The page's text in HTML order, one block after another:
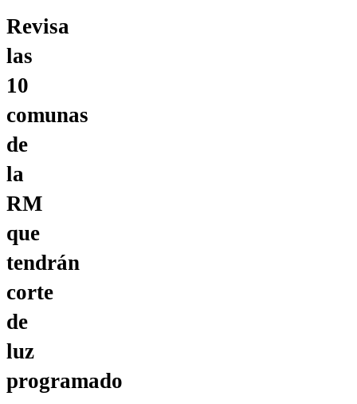
Revisa
las
10
comunas
de
la
RM
que
tendrán
corte
de
luz
programado